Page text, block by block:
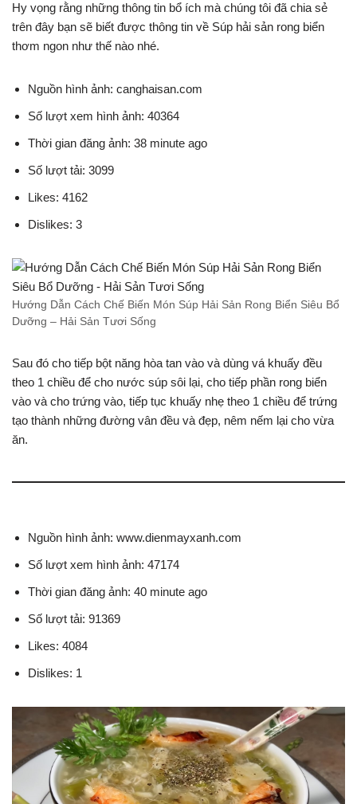
Hy vọng rằng những thông tin bổ ích mà chúng tôi đã chia sẻ
trên đây bạn sẽ biết được thông tin về Súp hải sản rong biển
thơm ngon như thế nào nhé.
Nguồn hình ảnh: canghaisan.com
Số lượt xem hình ảnh: 40364
Thời gian đăng ảnh: 38 minute ago
Số lượt tải: 3099
Likes: 4162
Dislikes: 3
Hướng Dẫn Cách Chế Biến Món Súp Hải Sản Rong Biển Siêu Bổ
Dưỡng – Hải Sản Tươi Sống
Sau đó cho tiếp bột năng hòa tan vào và dùng vá khuấy đều
theo 1 chiều để cho nước súp sôi lại, cho tiếp phần rong biển
vào và cho trứng vào, tiếp tục khuấy nhẹ theo 1 chiều để trứng
tạo thành những đường vân đều và đẹp, nêm nếm lại cho vừa
ăn.
Nguồn hình ảnh: www.dienmayxanh.com
Số lượt xem hình ảnh: 47174
Thời gian đăng ảnh: 40 minute ago
Số lượt tải: 91369
Likes: 4084
Dislikes: 1